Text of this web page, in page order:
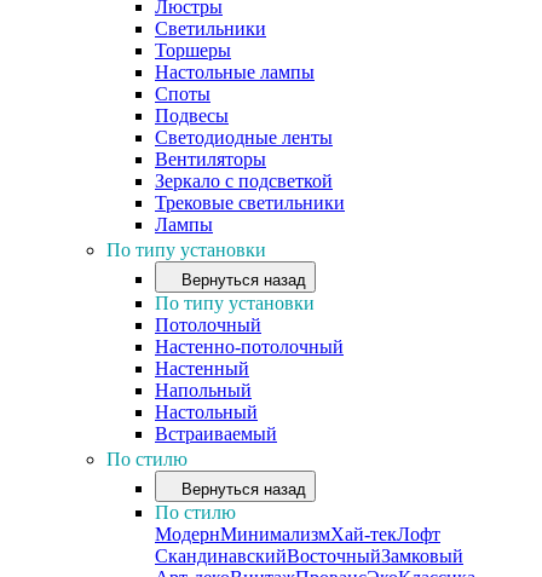
Люстры
Светильники
Торшеры
Настольные лампы
Споты
Подвесы
Светодиодные ленты
Вентиляторы
Зеркало с подсветкой
Трековые светильники
Лампы
По типу установки
Вернуться назад
По типу установки
Потолочный
Настенно-потолочный
Настенный
Напольный
Настольный
Встраиваемый
По стилю
Вернуться назад
По стилю
МодернМинимализмХай-текЛофт
СкандинавскийВосточныйЗамковый